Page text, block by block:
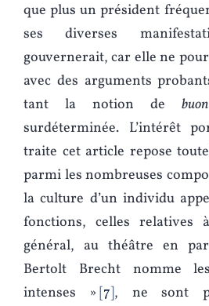
que plus un président
ses diverses
gouvernerait, car elle ne
avec des arguments
tant la notion de
surdéterminée. L’intérêt
traite cet article repose
parmi les nombreuses
la culture d’un individu
fonctions, celles relatives
général, au théâtre en
Bertolt Brecht nomme
intenses » 7 , ne sont